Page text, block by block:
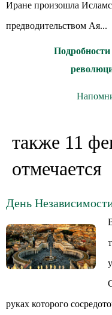
Иране произошла
предводительством Ая...
также 11
отмечается
День
руках которого